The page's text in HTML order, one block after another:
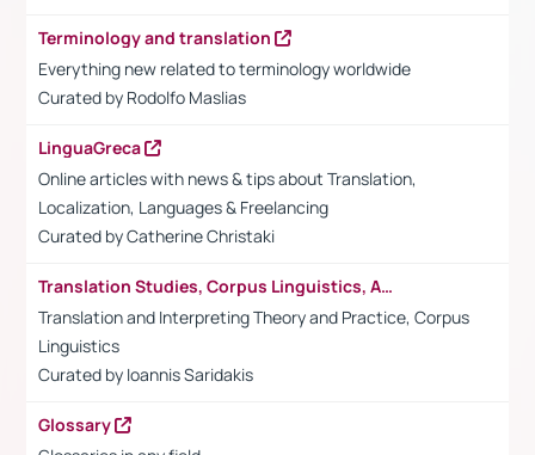
Terminology and translation
Everything new related to terminology worldwide
Curated by Rodolfo Maslias
LinguaGreca
Online articles with news & tips about Translation,
Localization, Languages & Freelancing
Curated byCatherine Christaki
Translation Studies, Corpus Linguistics, Academia
Translation and Interpreting Theory and Practice, Corpus
Linguistics
Curated by Ioannis Saridakis
Glossary